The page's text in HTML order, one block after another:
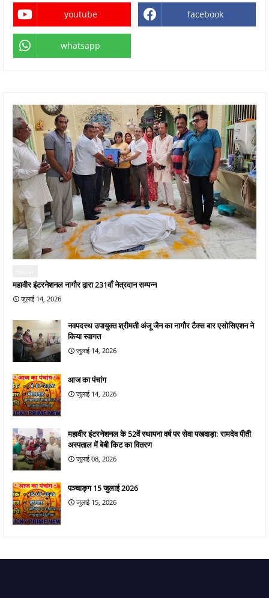
youtube facebook
whatsapp
महावीर इंटरनेशनल नागौर द्वारा 231वाँ नेत्रदान सम्पन्न
जुलाई 14, 2026
नवपदस्थ उपायुक्त श्रीमती अंजू जैन का नागौर टैक्स बार एसोसिएशन ने
किया स्वागत
जुलाई 14, 2026
आज का पंचांग
जुलाई 14, 2026
महावीर इंटरनेशनल के 52वें स्थापना वर्ष पर सेवा पखवाड़ा: रामदेव पीती
अस्पताल में बेबी किट का वितरण
जुलाई 08, 2026
पञ्चाङ्ग 15 जुलाई 2026
जुलाई 15, 2026